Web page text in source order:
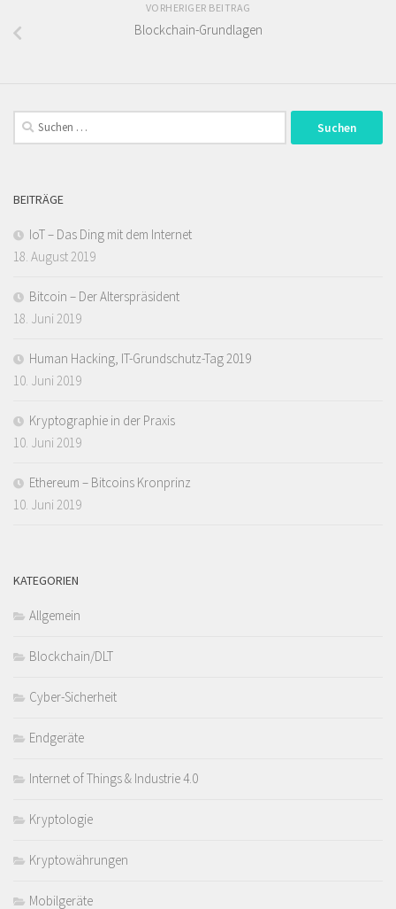
VORHERIGER BEITRAG
Blockchain-Grundlagen
Suchen
nach:
BEITRÄGE
IoT – Das Ding mit dem Internet
18. August 2019
Bitcoin – Der Alterspräsident
18. Juni 2019
Human Hacking, IT-Grundschutz-Tag 2019
10. Juni 2019
Kryptographie in der Praxis
10. Juni 2019
Ethereum – Bitcoins Kronprinz
10. Juni 2019
KATEGORIEN
Allgemein
Blockchain/DLT
Cyber-Sicherheit
Endgeräte
Internet of Things & Industrie 4.0
Kryptologie
Kryptowährungen
Mobilgeräte